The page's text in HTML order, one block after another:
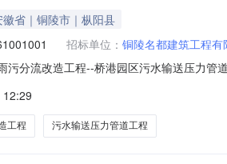
徽省｜铜陵市｜枞阳县
招标单位： 铜陵名都建筑工程有
污分流改造工程--桥港园区污水输送压力管
同签署时间2022-05-26合同完成时间
工程 污水输送压力管道工程